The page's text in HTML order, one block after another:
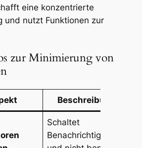
eine konzentrierte
und nutzt Funktionen zur
zur Minimierung von
Beschreibung
Schaltet
Benachrichtigungen